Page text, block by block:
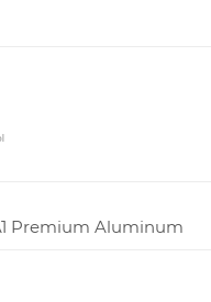
Premium Aluminum